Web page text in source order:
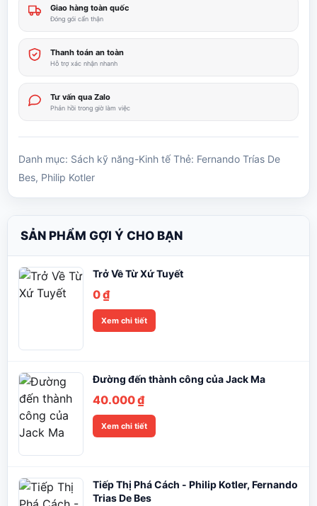
Giao hàng toàn quốc
Đóng gói cẩn thận
Thanh toán an toàn
Hỗ trợ xác nhận nhanh
Tư vấn qua Zalo
Phản hồi trong giờ làm việc
Danh mục: Sách kỹ năng-Kinh tế Thẻ: Fernando Trías De
Bes, Philip Kotler
SẢN PHẨM GỢI Ý CHO BẠN
Trở Về Từ Xứ Tuyết
0₫
Xem chi tiết
Đường đến thành công của Jack Ma
40.000₫
Xem chi tiết
Tiếp Thị Phá Cách - Philip Kotler, Fernando
Trias De Bes